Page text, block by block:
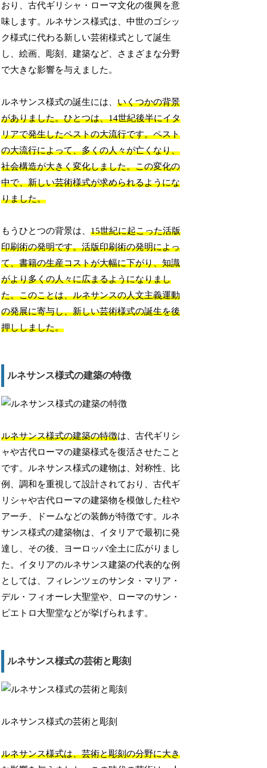
おり、古代ギリシャ・ローマ文化の復興を意
味します。ルネサンス様式は、中世のゴシッ
ク様式に代わる新しい芸術様式として誕生
し、絵画、彫刻、建築など、さまざまな分野
で大きな影響を与えました。
ルネサンス様式の誕生には、いくつかの背景
がありました。ひとつは、14世紀後半にイタ
リアで発生したペストの大流行です。ペスト
の大流行によって、多くの人々が亡くなり、
社会構造が大きく変化しました。この変化の
中で、新しい芸術様式が求められるようにな
りました。
もうひとつの背景は、15世紀に起こった活版
印刷術の発明です。活版印刷術の発明によっ
て、書籍の生産コストが大幅に下がり、知識
がより多くの人々に広まるようになりまし
た。このことは、ルネサンスの人文主義運動
の発展に寄与し、新しい芸術様式の誕生を後
押ししました。
ルネサンス様式の建築の特徴
ルネサンス様式の建築の特徴は、古代ギリシ
ャや古代ローマの建築様式を復活させたこと
です。ルネサンス様式の建物は、対称性、比
例、調和を重視して設計されており、古代ギ
リシャや古代ローマの建築物を模倣した柱や
アーチ、ドームなどの装飾が特徴です。ルネ
サンス様式の建築物は、イタリアで最初に発
達し、その後、ヨーロッパ全土に広がりまし
た。イタリアのルネサンス建築の代表的な例
としては、フィレンツェのサンタ・マリア・
デル・フィオーレ大聖堂や、ローマのサン・
ピエトロ大聖堂などが挙げられます。
ルネサンス様式の芸術と彫刻
ルネサンス様式の芸術と彫刻
ルネサンス様式は、芸術と彫刻の分野に大き